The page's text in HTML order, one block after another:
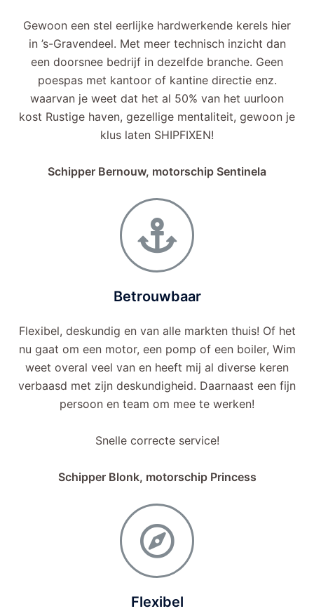
Gewoon een stel eerlijke hardwerkende kerels hier
in ’s-Gravendeel. Met meer technisch inzicht dan
een doorsnee bedrijf in dezelfde branche. Geen
poespas met kantoor of kantine directie enz.
waarvan je weet dat het al 50% van het uurloon
kost Rustige haven, gezellige mentaliteit, gewoon je
klus laten SHIPFIXEN!
Schipper Bernouw, motorschip Sentinela
Betrouwbaar
Flexibel, deskundig en van alle markten thuis! Of het
nu gaat om een motor, een pomp of een boiler, Wim
weet overal veel van en heeft mij al diverse keren
verbaasd met zijn deskundigheid. Daarnaast een fijn
persoon en team om mee te werken!
Snelle correcte service!
Schipper Blonk, motorschip Princess
Flexibel